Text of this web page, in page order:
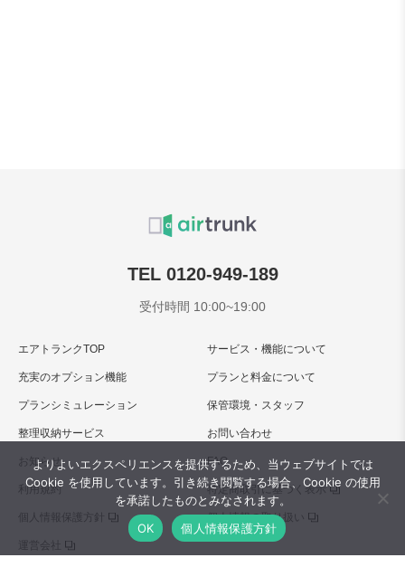
TEL 0120-949-189
受付時間 10:00~19:00
エアトランクTOP サービス・機能について
充実のオプション機能 プランと料金について
プランシミュレーション 保管環境・スタッフ
整理収納サービス お問い合わせ
お知らせ FAQ
利用規約 特定商取引に基づく表示
個人情報保護方針 個人情報の取り扱い
運営会社
よりよいエクスペリエンスを提供するため、当ウェブサイトでは
Cookie を使用しています。引き続き閲覧する場合、Cookie の使用
を承諾したものとみなされます。
OK
個人情報保護方針